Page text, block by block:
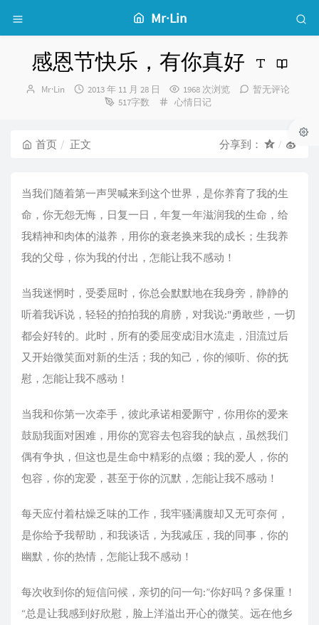
Mr·Lin
感恩节快乐，有你真好
博
Mr·Lin
发
2013 年 11 月 28 日 1968 次浏览
暂无评论
517字数
分
心情日记
首页 正文 分享到：
当我们随着第一声哭喊来到这个世界，是你养育了我的生
命，你无怨无悔，日复一日，年复一年滋润我的生命，给
我精神和肉体的滋养，用你的衰老换来我的成长；生我养
我的父母，你为我的付出，怎能让我不感动！
当我迷惘时，受委屈时，你总会默默地在我身旁，静静的
听着我诉说，轻轻的拍拍我的肩膀，对我说:"勇敢些，一切
都会好转的。此时，所有的委屈变成泪水流走，泪流过后
又开始微笑面对新的生活；我的知己，你的倾听、你的抚
慰，怎能让我不感动！
当我和你第一次牵手，彼此承诺相爱厮守，你用你的爱来
鼓励我面对困难，用你的宽容去包容我的缺点，虽然我们
偶有争执，但这也是生命中精彩的点缀；我的爱人，你的
包容，你的宠爱，甚至于你的沉默，怎能让我不感动！
每天应付着枯燥乏味的工作，我牢骚满腹却又无可奈何，
是你给予我帮助，和我谈话，为我减压，我的同事，你的
幽默，你的热情，怎能让我不感动！
每次收到你的短信问候，亲切的问一句:”你好吗？多保重！
“总是让我感到好欣慰，脸上洋溢出开心的微笑。远在他乡